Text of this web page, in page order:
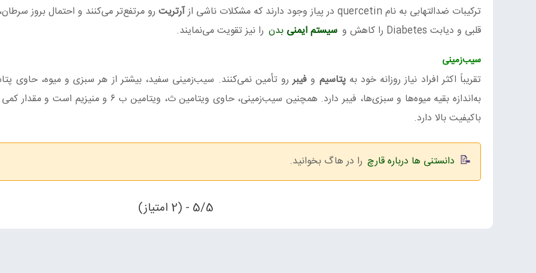
ترکیبات ضدالتهابی به نام quercetin در پیاز وجود دارند که مشکلات ناشی از آرتریت رو مرتفع‌تر می‌کنند و احتمال بروز
قلبی و دیابت Diabetes را کاهش و
سیستم ایمنی بدن را نیز تقویت می‌نمایند.
سیب‌زمینی
تقریباً اکثر افراد نیاز روزانه خود به پتاسیم وفیبررو تأمین نمی‌کنند. سیب‌زمینی سفید، بیشتر از هر سبزی و میوه، حاوی
به‌اندازه بقیه میوه‌ها و سبزی‌ها، فیبر دارد. همچنین سیب‌زمینی، حاوی ویتامین ث،
باکیفیت بالا دارد.
دانستنی ها درباره قارچ را در هاگ بخوانید.
5/5 - (2 امتیاز)